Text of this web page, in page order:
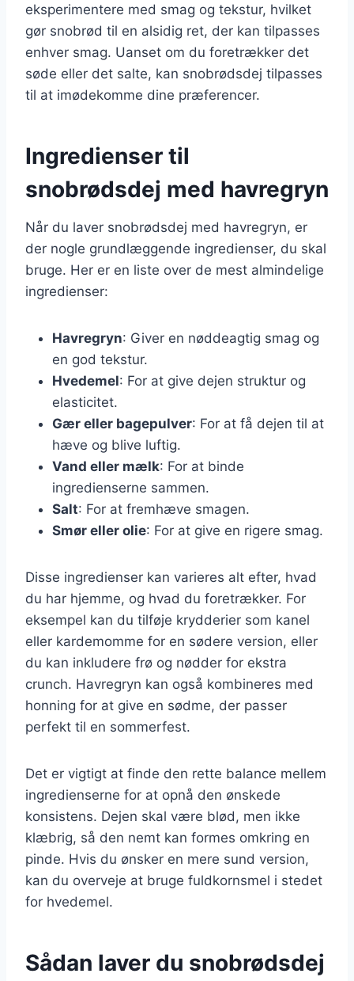
eksperimentere med smag og tekstur, hvilket
gør snobrød til en alsidig ret, der kan tilpasses
enhver smag. Uanset om du foretrækker det
søde eller det salte, kan snobrødsdej tilpasses
til at imødekomme dine præferencer.
Ingredienser til
snobrødsdej med havregryn
Når du laver snobrødsdej med havregryn, er
der nogle grundlæggende ingredienser, du skal
bruge. Her er en liste over de mest almindelige
ingredienser:
Havregryn: Giver en nøddeagtig smag og
en god tekstur.
Hvedemel: For at give dejen struktur og
elasticitet.
Gær eller bagepulver: For at få dejen til at
hæve og blive luftig.
Vand eller mælk: For at binde
ingredienserne sammen.
Salt: For at fremhæve smagen.
Smør eller olie: For at give en rigere smag.
Disse ingredienser kan varieres alt efter, hvad
du har hjemme, og hvad du foretrækker. For
eksempel kan du tilføje krydderier som kanel
eller kardemomme for en sødere version, eller
du kan inkludere frø og nødder for ekstra
crunch. Havregryn kan også kombineres med
honning for at give en sødme, der passer
perfekt til en sommerfest.
Det er vigtigt at finde den rette balance mellem
ingredienserne for at opnå den ønskede
konsistens. Dejen skal være blød, men ikke
klæbrig, så den nemt kan formes omkring en
pinde. Hvis du ønsker en mere sund version,
kan du overveje at bruge fuldkornsmel i stedet
for hvedemel.
Sådan laver du snobrødsdej